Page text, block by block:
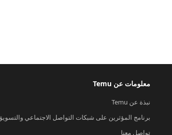
معلومات عن Temu
نبذة عن Temu
برنامج المؤثرين على شبكات التواصل الاجتماعي
تواصل معنا